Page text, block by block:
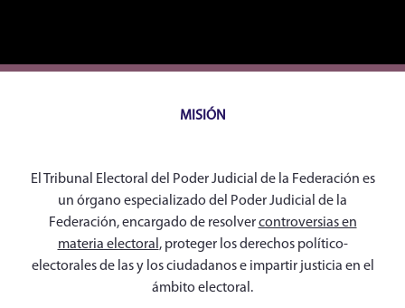
MISIÓN
El Tribunal Electoral del Poder Judicial de la Federación es
un órgano especializado del Poder Judicial de la
Federación, encargado de resolvercontroversias en
materia electoral , proteger los derechos político-
electorales de las y los ciudadanos e impartir justicia en el
ámbito electoral.